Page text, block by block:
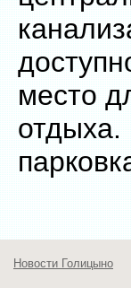
место
отдыха.
Новости Голицыно